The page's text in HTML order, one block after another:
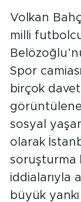
Volkan
milli
Spor
birçok
sosyal
olarak
soruşturma
iddialarıyla
büyük yankı